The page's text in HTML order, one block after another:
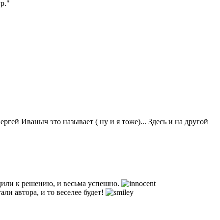
Иваныч это называет ( ну и я тоже)... Здесь и на другой
к решению, и весьма успешно.
автора, и то веселее будет!